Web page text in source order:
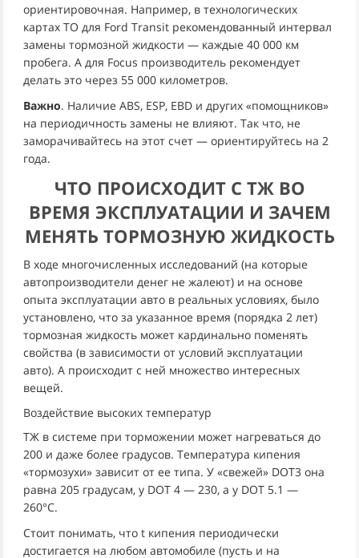
ориентировочная. Например, в технологических
картах ТО для Ford Transit рекомендованный интервал
замены тормозной жидкости — каждые 40 000 км
пробега. А для Focus производитель рекомендует
делать это через 55 000 километров.
Важно. Наличие ABS, ESP, EBD и других «помощников»
на периодичность замены не влияют. Так что, не
заморачивайтесь на этот счет — ориентируйтесь на 2
года.
ЧТО ПРОИСХОДИТ С ТЖ ВО
ВРЕМЯ ЭКСПЛУАТАЦИИ И ЗАЧЕМ
МЕНЯТЬ ТОРМОЗНУЮ ЖИДКОСТЬ
В ходе многочисленных исследований (на которые
автопроизводители денег не жалеют) и на основе
опыта эксплуатации авто в реальных условиях, было
установлено, что за указанное время (порядка 2 лет)
тормозная жидкость может кардинально поменять
свойства (в зависимости от условий эксплуатации
авто). А происходит с ней множество интересных
вещей.
Воздействие высоких температур
ТЖ в системе при торможении может нагреваться до
200 и даже более градусов. Температура кипения
«тормозухи» зависит от ее типа. У «свежей» DOT3 она
равна 205 градусам, у DOT 4 — 230, а у DOT 5.1 —
260°C.
Стоит понимать, что t кипения периодически
достигается на любом автомобиле (пусть и на